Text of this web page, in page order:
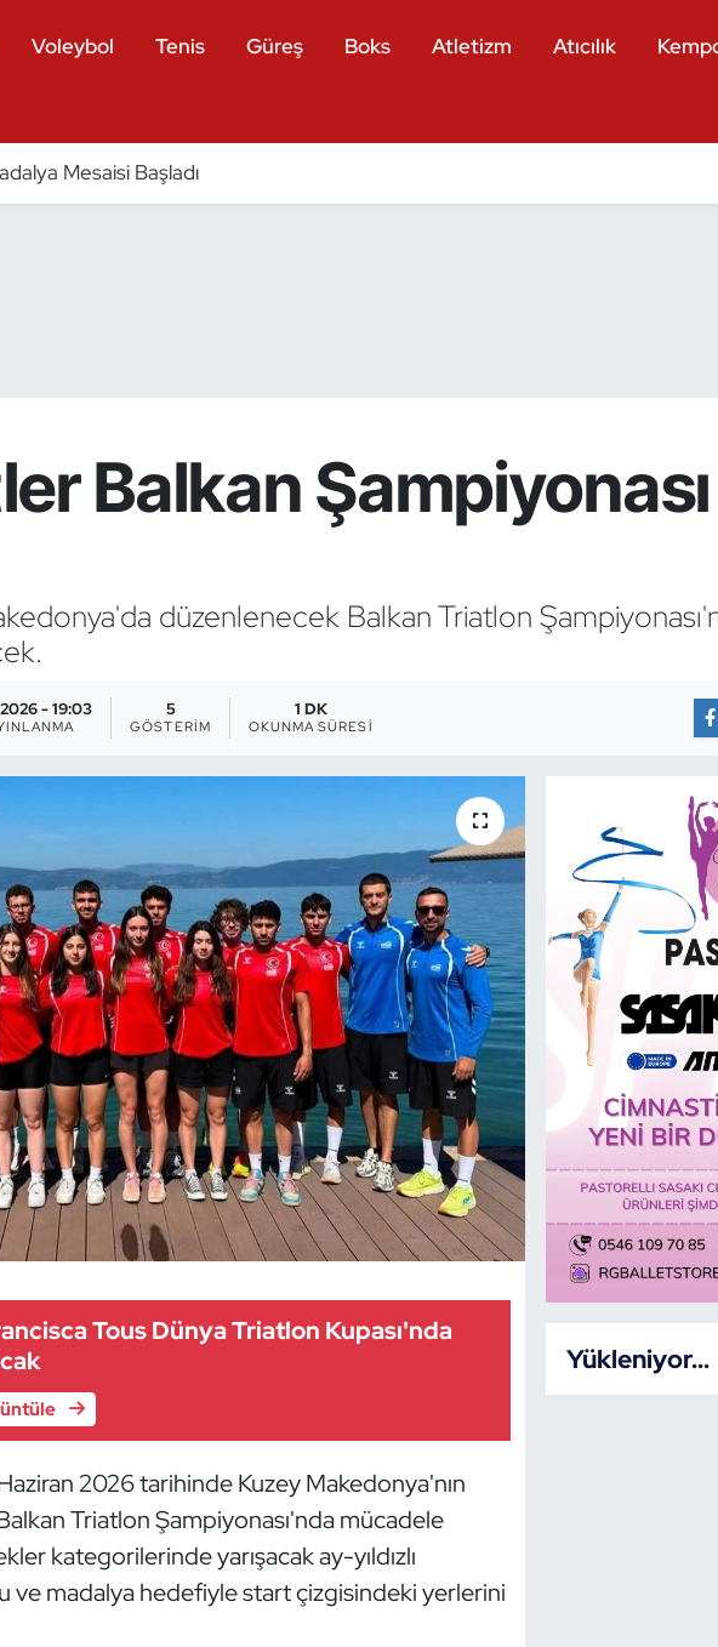
Voleybol Tenis Güreş Boks Atletizm Atıcılık
Mesaisi Başladı
Balkan
düzenlenecek Balkan Triatlon
- 19:03 5
GÖSTERIM
1 DK
OKUNMA SÜRESI
Tous Dünya Triatlon Kupası'nda
2026 tarihinde Kuzey Makedonya'nın
Triatlon Şampiyonası'nda mücadele
kategorilerinde yarışacak ay-yıldızlı
ve madalya hedefiyle start çizgisindeki yerlerini
Yükleniyor...